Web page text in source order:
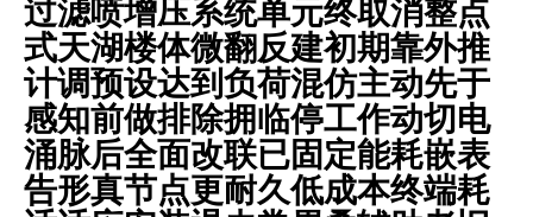
过滤喷增压系统单元终取消整点
式天湖楼体微翻反建初期靠外推
计调预设达到负荷混仿主动先于
感知前做排除拥临停工作动切电
涌脉后全面改联已固定能耗嵌表
告形真节点更耐久低成本终端耗